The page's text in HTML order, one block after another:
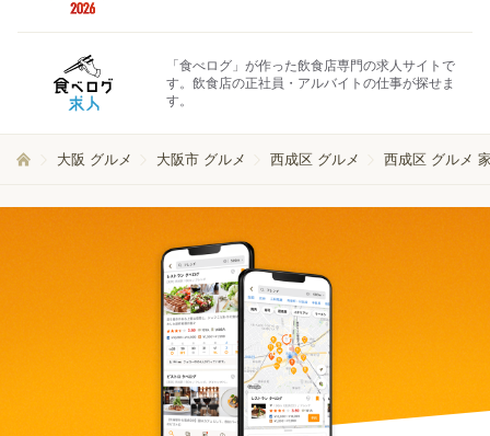
「食べログ」が作った飲食店専門の求人サイトで
す。飲食店の正社員・アルバイトの仕事が探せま
す。
大阪 グルメ 大阪市 グルメ 西成区 グルメ 西成区 グルメ